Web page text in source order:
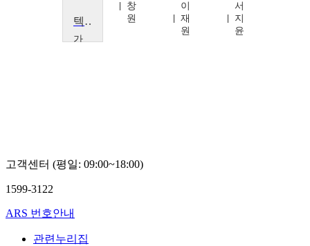
창
원
이
재
원
서
지
윤
텍스트로 만나는 동서사상
가
고객센터 (평일: 09:00~18:00)
1599-3122
ARS 번호안내
관련누리집